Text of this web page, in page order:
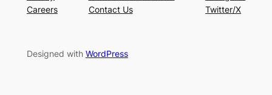
Careers
Contact Us
Twitter/X
Designed with WordPress